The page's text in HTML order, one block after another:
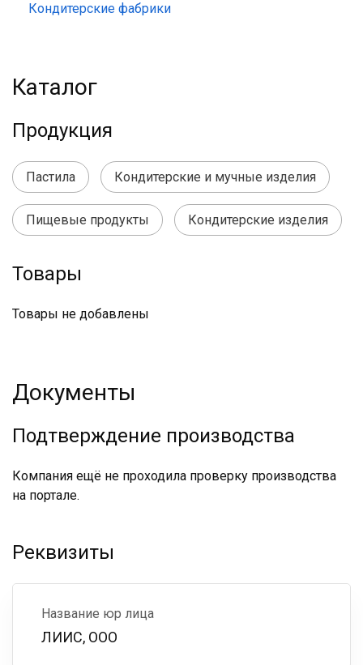
Кондитерские фабрики
Каталог
Продукция
Пастила Кондитерские и мучные изделия
Пищевые продукты Кондитерские изделия
Товары
Товары не добавлены
Документы
Подтверждение производства
Компания ещё не проходила проверку производства
на портале.
Реквизиты
Название юр лица
ЛИИС, ООО